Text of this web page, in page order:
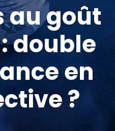
au goût
double
en
?